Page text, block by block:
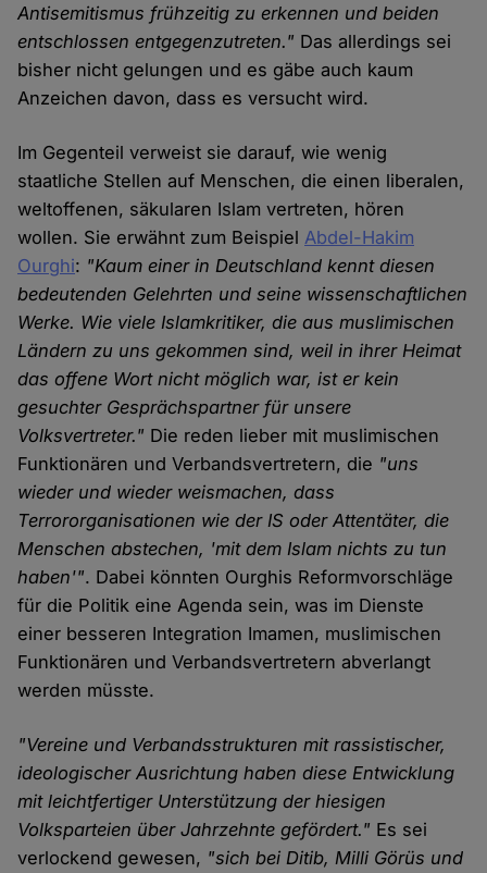
Antisemitismus frühzeitig zu erkennen und beiden
entschlossen entgegenzutreten." Das allerdings sei
bisher nicht gelungen und es gäbe auch kaum
Anzeichen davon, dass es versucht wird.
Im Gegenteil verweist sie darauf, wie wenig
staatliche Stellen auf Menschen, die einen liberalen,
weltoffenen, säkularen Islam vertreten, hören
wollen. Sie erwähnt zum Beispiel Abdel-Hakim
Ourghi: "Kaum einer in Deutschland kennt diesen
bedeutenden Gelehrten und seine wissenschaftlichen
Werke. Wie viele Islamkritiker, die aus muslimischen
Ländern zu uns gekommen sind, weil in ihrer Heimat
das offene Wort nicht möglich war, ist er kein
gesuchter Gesprächspartner für unsere
Volksvertreter." Die reden lieber mit muslimischen
Funktionären und Verbandsvertretern, die "uns
wieder und wieder weismachen, dass
Terrororganisationen wie der IS oder Attentäter, die
Menschen abstechen, 'mit dem Islam nichts zu tun
haben'". Dabei könnten Ourghis Reformvorschläge
für die Politik eine Agenda sein, was im Dienste
einer besseren Integration Imamen, muslimischen
Funktionären und Verbandsvertretern abverlangt
werden müsste.
"Vereine und Verbandsstrukturen mit rassistischer,
ideologischer Ausrichtung haben diese Entwicklung
mit leichtfertiger Unterstützung der hiesigen
Volksparteien über Jahrzehnte gefördert." Es sei
verlockend gewesen, "sich bei Ditib, Milli Görüs und